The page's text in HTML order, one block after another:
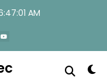
AM